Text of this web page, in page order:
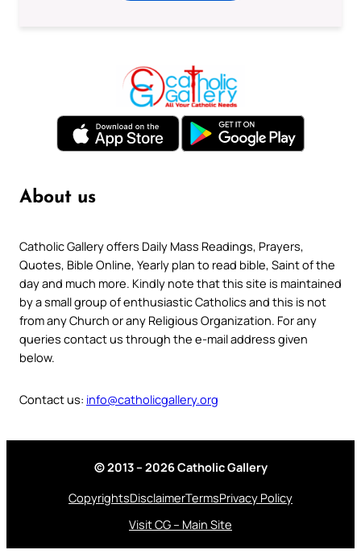
About us
Catholic Gallery offers Daily Mass Readings, Prayers,
Quotes, Bible Online, Yearly plan to read bible, Saint of the
day and much more. Kindly note that this site is maintained
by a small group of enthusiastic Catholics and this is not
from any Church or any Religious Organization. For any
queries contact us through the e-mail address given
below.
Contact us: info@catholicgallery.org
© 2013 – 2026 Catholic Gallery
CopyrightsDisclaimerTermsPrivacy Policy
Visit CG – Main Site